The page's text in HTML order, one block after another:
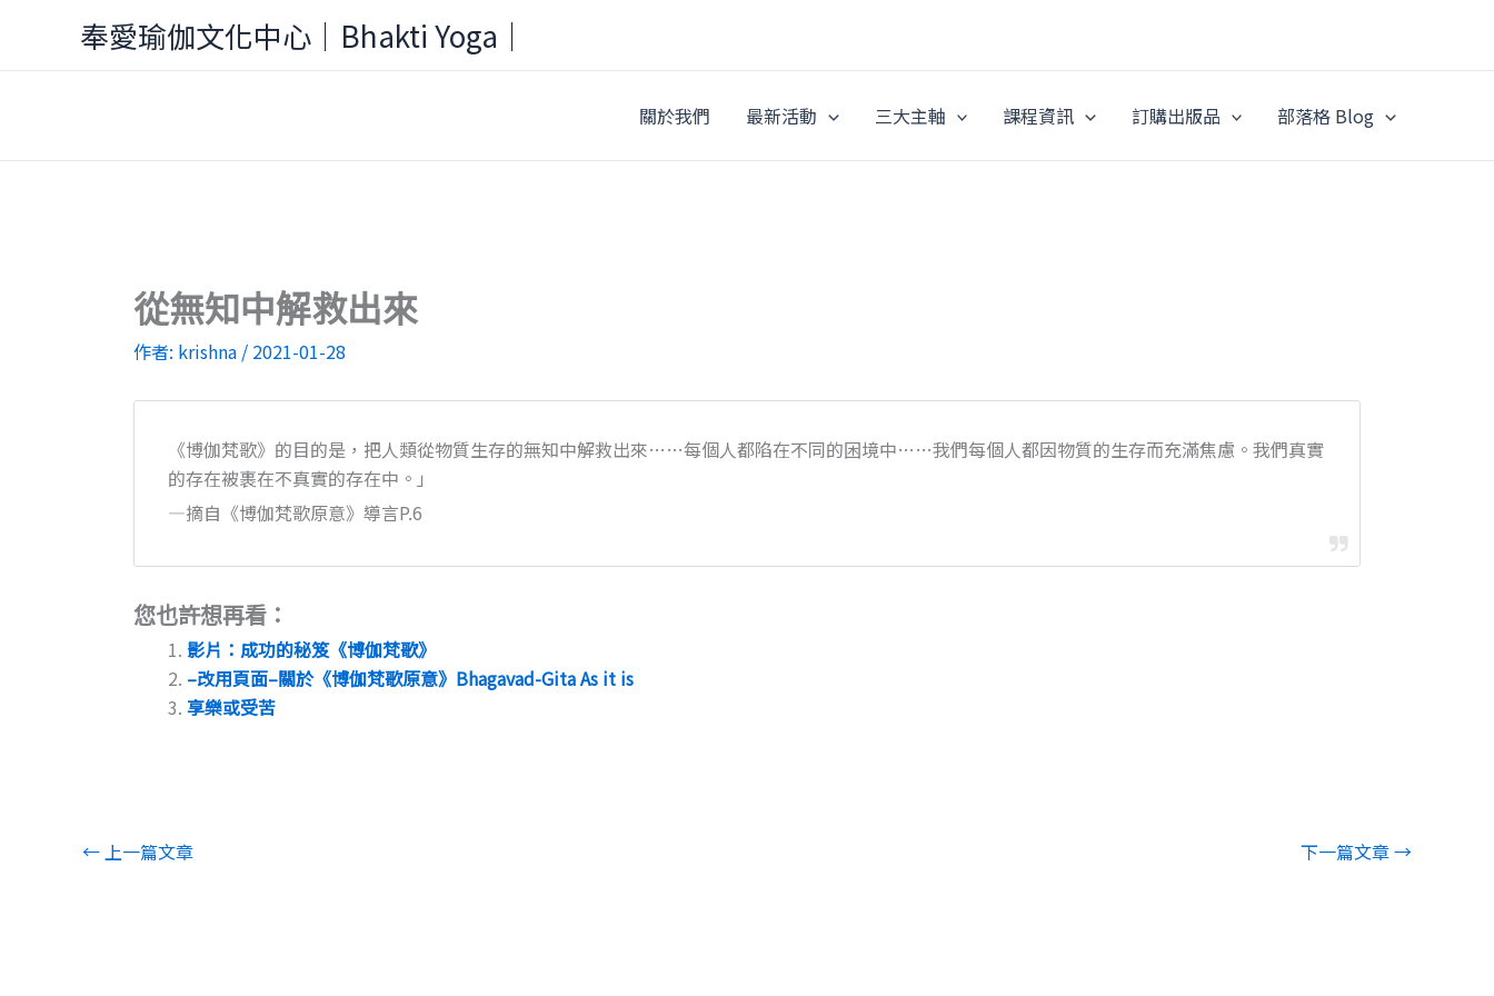
主
容
奉愛瑜伽文化中心｜Bhakti Yoga｜
關於我們 最新活動 三大主軸 課程資訊 訂購出版品 部落格 Blog
從無知中解救出來
作者: krishna / 2021-01-28
《博伽梵歌》的目的是，把人類從物質生存的無知中解救出來……每個人都陷在不同的困境中……我們每個人都因物質的生存而充滿焦慮。我們真實
的存在被裹在不真實的存在中。」
―摘自《博伽梵歌原意》導言P.6
您也許想再看：
影片：成功的秘笈《博伽梵歌》
–改用頁面–關於《博伽梵歌原意》Bhagavad-Gita As it is
享樂或受苦
←上一篇文章 下一篇文章→